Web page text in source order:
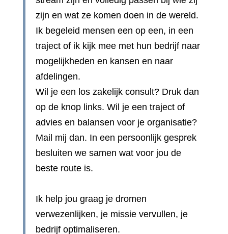
zijn en wat ze komen doen in de wereld.
Ik begeleid mensen een op een, in een
traject of ik kijk mee met hun bedrijf naar
mogelijkheden en kansen en naar
afdelingen.
Wil je een los zakelijk consult? Druk dan
op de knop links. Wil je een traject of
advies en balansen voor je organisatie?
Mail mij dan. In een persoonlijk gesprek
besluiten we samen wat voor jou de
beste route is.
Ik help jou graag je dromen
verwezenlijken, je missie vervullen, je
bedrijf optimaliseren.